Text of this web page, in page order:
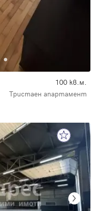
100 кв.м.
Тристаен апартамент